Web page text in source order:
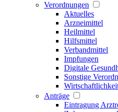
Verordnungen
Aktuelles
Arzneimittel
Heilmittel
Hilfsmittel
Verbandmittel
Impfungen
Digitale
Sonstige
Anträge
Eintragung